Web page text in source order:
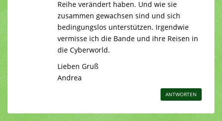
Reihe verändert haben. Und wie sie
zusammen gewachsen sind und sich
bedingungslos unterstützen. Irgendwie
vermisse ich die Bande und ihre Reisen in
die Cyberworld.
Lieben Gruß
Andrea
ANTWORTEN